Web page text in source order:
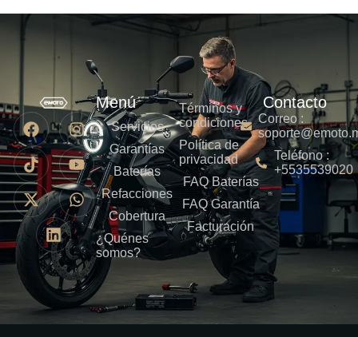
Menú
Servicios
Garantías
Baterías
Refacciones
Cobertura
¿Quénes
somos?
Términos y
condiciones
Política de
privacidad
FAQ Baterías
FAQ Garantía
Facturación
Contacto
Correo :
Teléfono :
+5535539020